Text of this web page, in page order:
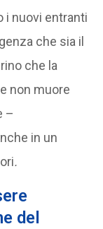
i nuovi entranti
che sia il
che la
non muore
–
in un
.
del